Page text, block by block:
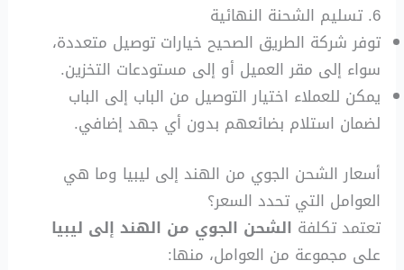
6. تسليم الشحنة النهائية
توفر شركة الطريق الصحيح خيارات توصيل متعددة،
سواء إلى مقر العميل أو إلى مستودعات التخزين.
يمكن للعملاء اختيار التوصيل من الباب إلى الباب
لضمان استلام بضائعهم بدون أي جهد إضافي.
أسعار الشحن الجوي من الهند إلى ليبيا وما هي
العوامل التي تحدد السعر؟
تعتمد تكلفة الشحن الجوي من الهند إلى ليبيا
على مجموعة من العوامل، منها: